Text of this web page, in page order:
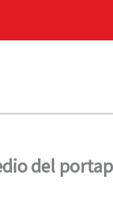
del